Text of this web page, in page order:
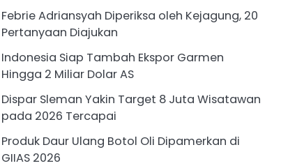
Febrie Adriansyah Diperiksa oleh Kejagung, 20
Pertanyaan Diajukan
Indonesia Siap Tambah Ekspor Garmen
Hingga 2 Miliar Dolar AS
Dispar Sleman Yakin Target 8 Juta Wisatawan
pada 2026 Tercapai
Produk Daur Ulang Botol Oli Dipamerkan di
GIIAS 2026